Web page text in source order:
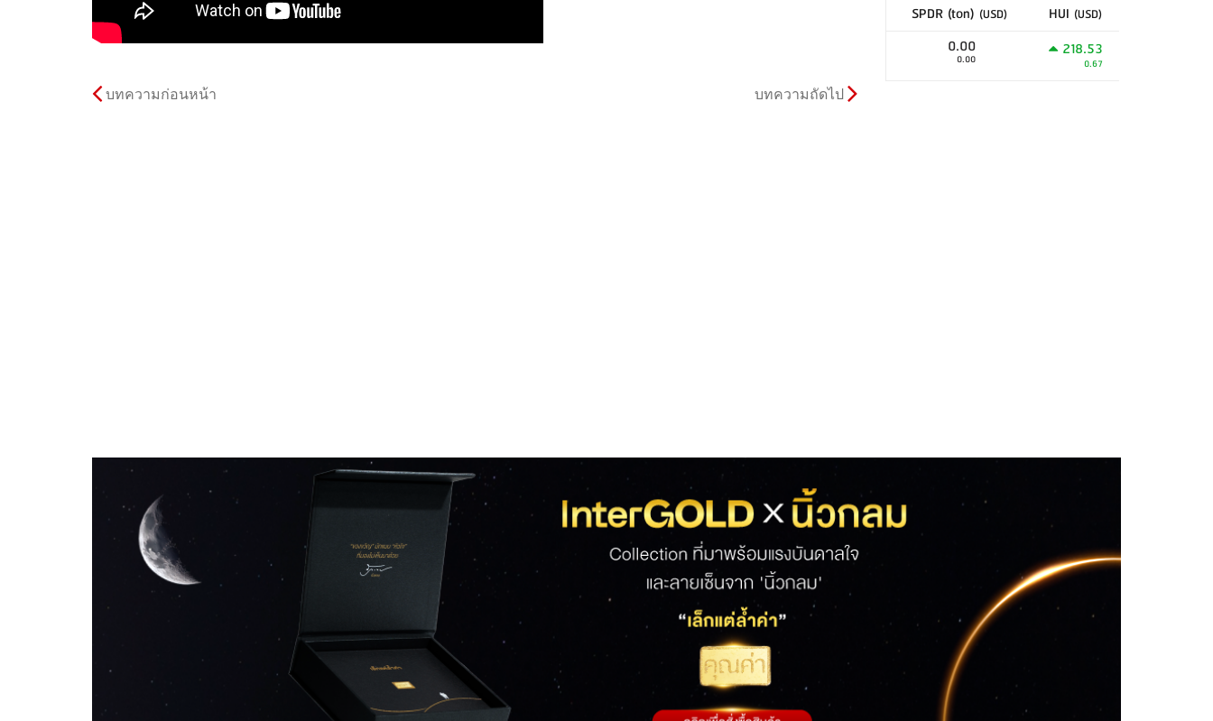
บทความก่อนหน้า บทความถัดไป
SPDR (ton) (USD) HUI (USD)
0.00
0.00 218.53
0.67